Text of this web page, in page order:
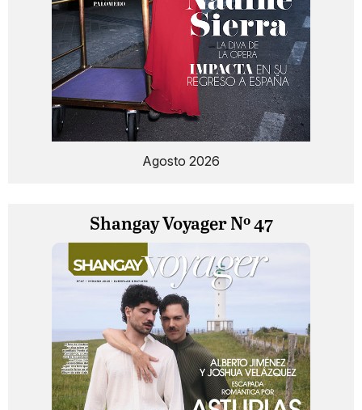
Agosto 2026
Shangay Voyager Nº 47